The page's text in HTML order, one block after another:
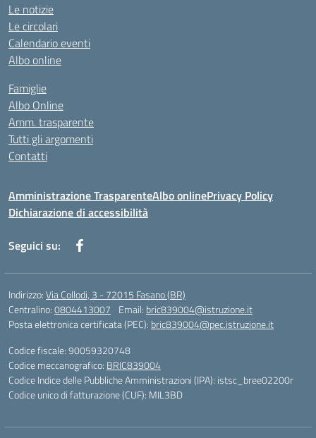
Le notizie
Le circolari
Calendario eventi
Albo online
Famiglie
Albo Online
Amm. trasparente
Tutti gli argomenti
Contatti
Amministrazione TrasparenteAlbo onlinePrivacy Policy
Dichiarazione di accessibilità
Seguici su:
Indirizzo:Via Collodi, 3 - 72015 Fasano (BR)
Centralino:0804413007 Email: bric839004@istruzione.it
Posta elettronica certificata (PEC): bric839004@pec.istruzione.it
Codice fiscale: 90059320748
Codice meccanografico: BRIC839004
Codice Indice delle Pubbliche Amministrazioni (IPA): istsc_bree02200r
Codice unico di fatturazione (CUF): MIL3BD